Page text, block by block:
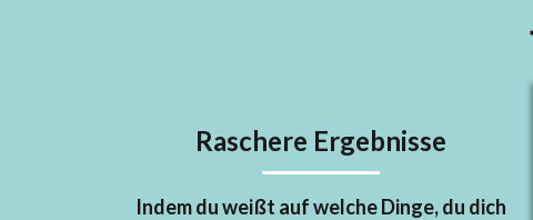
Raschere Ergebnisse
Indem du weißt auf welche Dinge, du dich